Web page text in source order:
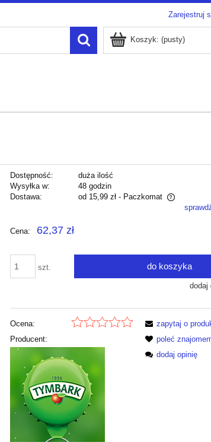
Zarejestruj
Koszyk: (pusty)
Dostępność:
duża ilość
Wysyłka w:
48 godzin
Dostawa:
od 15,99 zł - Paczkomat
płatności
Cena: 62,37 zł
szt. do koszyka
dodaj
Ocena:
Producent:
zapytaj o
poleć
dodaj opinię